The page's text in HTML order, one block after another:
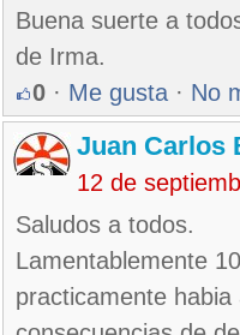
Buena suerte a
de Irma.
0 · Me gusta · No
Juan Carlos
12 de
Saludos a todos.
Lamentablemente
practicamente